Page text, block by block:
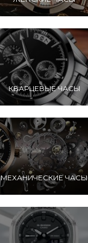
КВАРЦЕВЫЕ ЧАСЫ
МЕХАНИЧЕСКИЕ ЧАСЫ